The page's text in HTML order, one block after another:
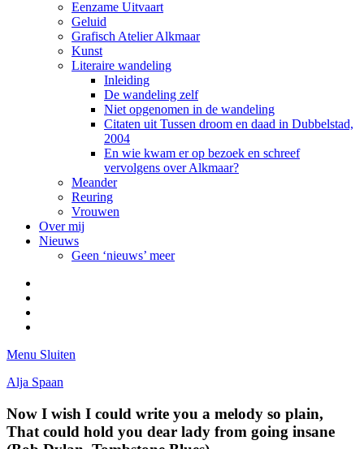
Eenzame Uitvaart
Geluid
Grafisch Atelier Alkmaar
Kunst
Literaire wandeling
Inleiding
De wandeling zelf
Niet opgenomen in de wandeling
Citaten uit Tussen droom en daad in Dubbelstad,
2004
En wie kwam er op bezoek en schreef
vervolgens over Alkmaar?
Meander
Reuring
Vrouwen
Over mij
Nieuws
Geen ‘nieuws’ meer
Menu Sluiten
Alja Spaan
Now I wish I could write you a melody so plain,
That could hold you dear lady from going insane